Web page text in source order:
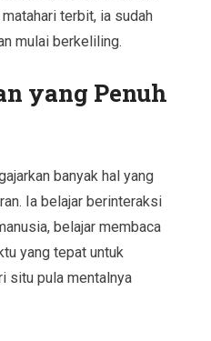
terbit, ia sudah
mulai berkeliling.
yang Penuh
banyak hal yang
Ia belajar berinteraksi
belajar membaca
yang tepat untuk
situ pula mentalnya